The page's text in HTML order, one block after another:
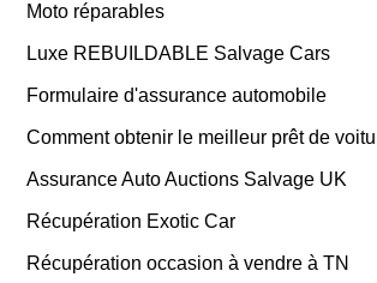
Moto réparables
Luxe REBUILDABLE Salvage Cars
Formulaire d'assurance automobile
Comment obtenir le meilleur prêt de
Assurance Auto Auctions Salvage UK
Récupération Exotic Car
Récupération occasion à vendre à TN